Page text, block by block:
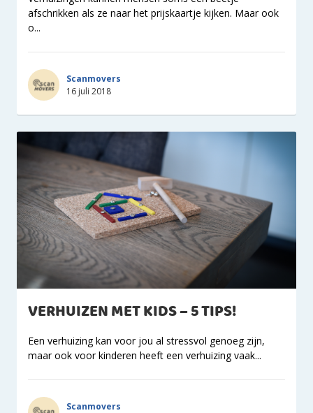
afschrikken als ze naar het prijskaartje kijken. Maar ook
o...
Scanmovers
16 juli 2018
VERHUIZEN MET KIDS – 5 TIPS!
Een verhuizing kan voor jou al stressvol genoeg zijn,
maar ook voor kinderen heeft een verhuizing vaak...
Scanmovers